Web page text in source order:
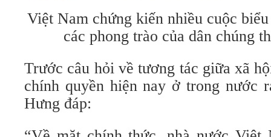
Việt Nam chứng kiến nhiều cuộc
các phong trào của dân chúng
Trước câu hỏi về tương tác giữa xã
chính quyền hiện nay ở trong nước
Hưng đáp: